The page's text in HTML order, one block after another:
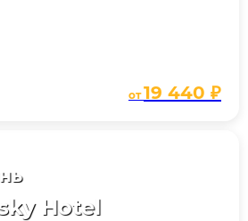
от19 440 ₽
Hotel